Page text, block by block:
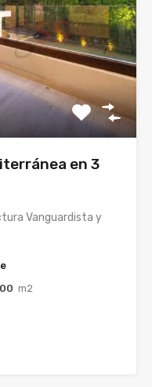
en 3
Vanguardista y
m2